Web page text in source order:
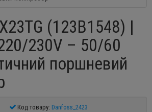
(123B1548) |
230V – 50/60
поршневий
Код товару: Danfoss_2423